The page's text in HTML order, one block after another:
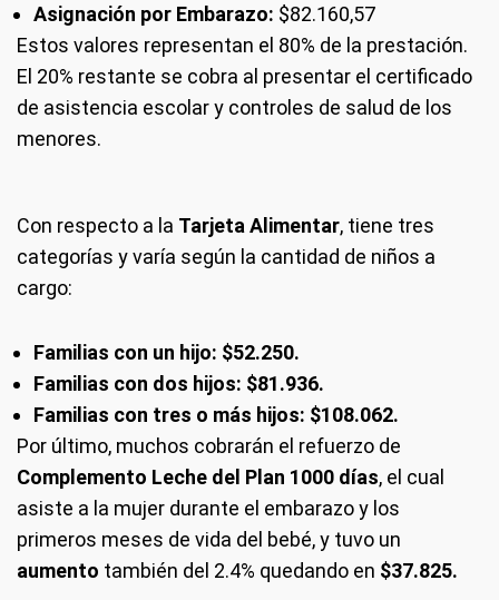
Asignación por Embarazo: $82.160,57
Estos valores representan el 80% de la prestación.
El 20% restante se cobra al presentar el certificado
de asistencia escolar y controles de salud de los
menores.
Con respecto a la Tarjeta Alimentar, tiene tres
categorías y varía según la cantidad de niños a
cargo:
Familias con un hijo: $52.250.
Familias con dos hijos: $81.936.
Familias con tres o más hijos: $108.062.
Por último, muchos cobrarán el refuerzo de
Complemento Leche del Plan 1000 días, el cual
asiste a la mujer durante el embarazo y los
primeros meses de vida del bebé, y tuvo un
aumento también del 2.4% quedando en $37.825.